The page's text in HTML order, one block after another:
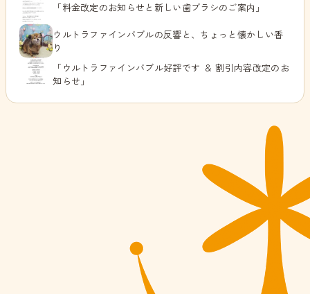
「料金改定のお知らせと新しい歯ブラシのご案内」
ウルトラファインバブルの反響と、ちょっと懐かしい香
り
「ウルトラファインバブル好評です ＆ 割引内容改定のお
知らせ」